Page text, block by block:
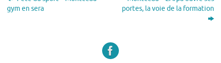
gym en sera
portes, la voie de la formation